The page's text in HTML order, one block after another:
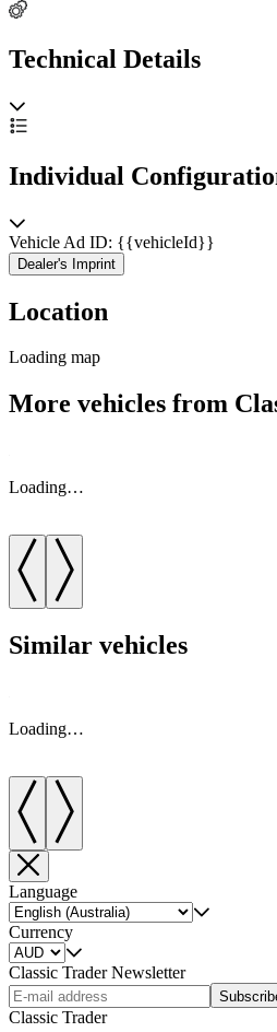
Technical Details
Individual
Vehicle Ad ID: {{vehicleId}}
Dealer's Imprint
Location
Loading map
More vehicles from
Loading…
Similar vehicles
Loading…
Language
Currency
Classic Trader Newsletter
Classic Trader